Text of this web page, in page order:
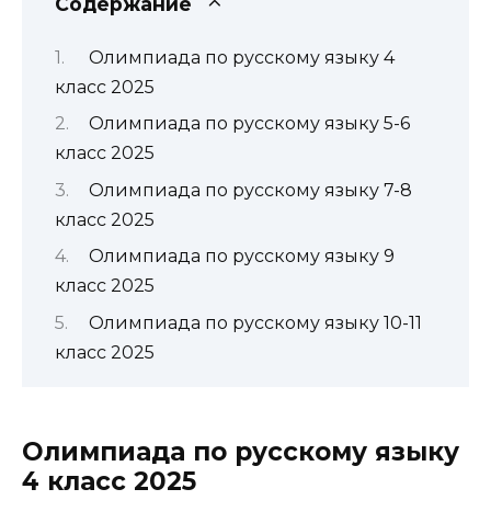
Олимпиада по русскому языку 4
класс 2025
Олимпиада по русскому языку 5-6
класс 2025
Олимпиада по русскому языку 7-8
класс 2025
Олимпиада по русскому языку 9
класс 2025
Олимпиада по русскому языку 10-11
класс 2025
Олимпиада по русскому языку
4 класс 2025